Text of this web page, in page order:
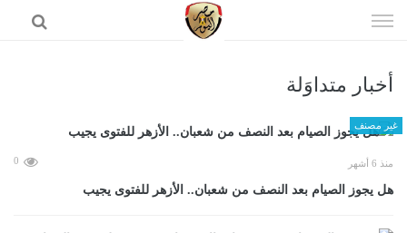
الى
أخبار متداوَلة
غير مصنف
منذ 6 أشهر 0
هل يجوز الصيام بعد النصف من شعبان.. الأزهر للفتوى يجيب